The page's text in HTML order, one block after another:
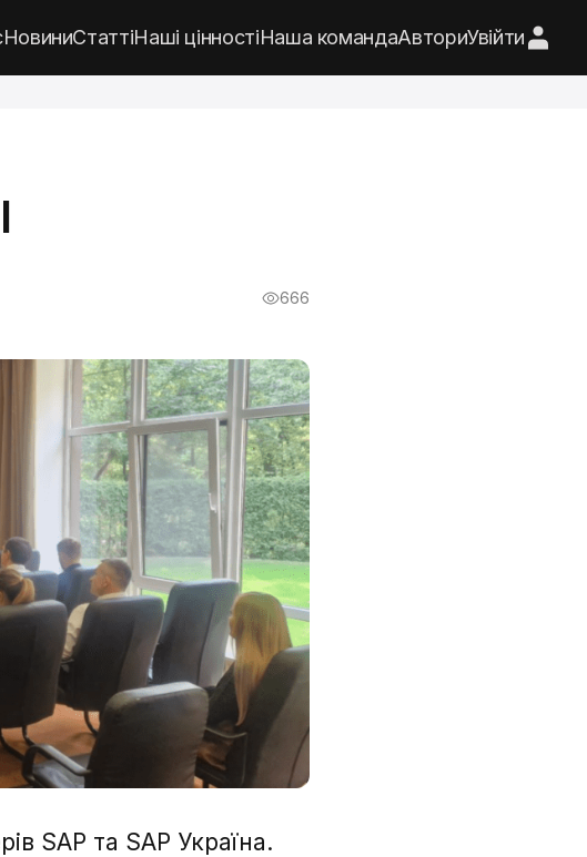
НовиниСтаттіНаші цінностіНаша командаАвториУвійти
666
SAP та SAP Україна.